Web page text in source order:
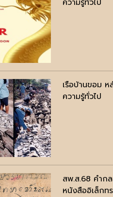
ความรู้ทั่วไป
เรือบ้านขอม
ความรู้ทั่วไป
สพ.ส.68 คำก
หนังสืออิเล็กท